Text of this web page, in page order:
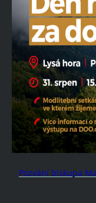
Pozvání biskupa